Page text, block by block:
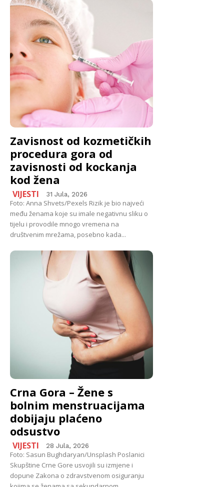
Zavisnost od kozmetičkih
procedura gora od
zavisnosti od kockanja
kod žena
VIJESTI 31 Jula, 2026
Foto: Anna Shvets/Pexels Rizik je bio najveći
među ženama koje su imale negativnu sliku o
tijelu i provodile mnogo vremena na
društvenim mrežama, posebno kada...
Crna Gora – Žene s
bolnim menstruacijama
dobijaju plaćeno
odsustvo
VIJESTI 28 Jula, 2026
Foto: Sasun Bughdaryan/Unsplash Poslanici
Skupštine Crne Gore usvojili su izmjene i
dopune Zakona o zdravstvenom osiguranju